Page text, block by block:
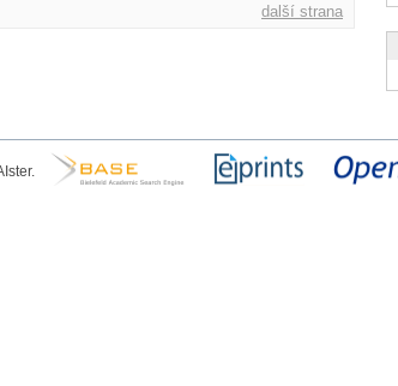
další strana